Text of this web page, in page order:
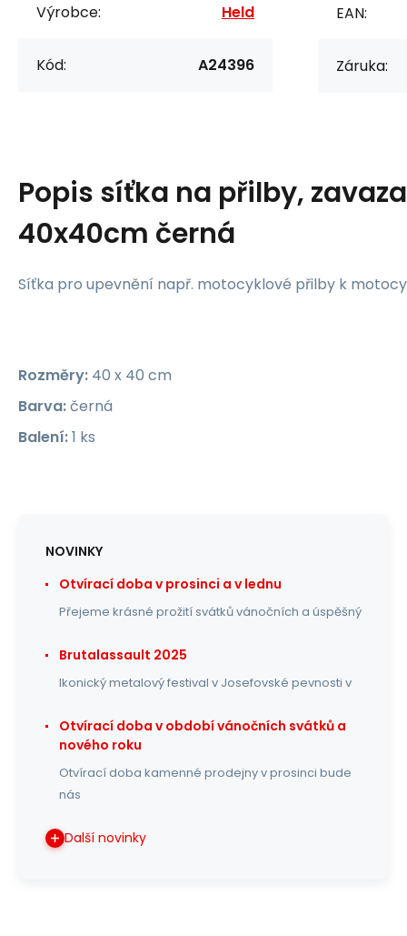
Výrobce: Held
Kód: A24396
EAN:
Záruka:
Popis síťka na přilby,
40x40cm černá
Síťka pro upevnění např. motocyklové přilby k
Rozměry: 40 x 40 cm
Barva:černá
Balení:1 ks
NOVINKY
Otvírací doba v prosinci a v lednu
Přejeme krásné prožití svátků vánočních a úspěšný
Brutalassault 2025
Ikonický metalový festival v Josefovské pevnosti v
Otvírací doba v období vánočních svátků a
nového roku
Otvírací doba kamenné prodejny v prosinci bude
nás
Další novinky